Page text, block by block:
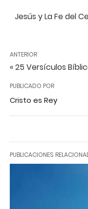
Jesús y La Fe del
ANTERIOR
« 25 Versículos
PUBLICADO POR
Cristo es Rey
PUBLICACIONES